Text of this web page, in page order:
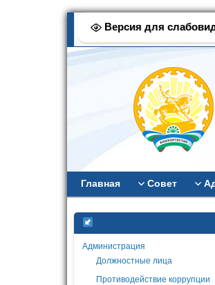
Версия для
Главная Совет
Администрация
Должностные лица
Противодействие коррупции